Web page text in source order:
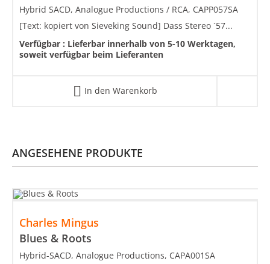
Hybrid SACD, Analogue Productions / RCA, CAPP057SA
[Text: kopiert von Sieveking Sound] Dass Stereo `57...
Verfügbar : Lieferbar innerhalb von 5-10 Werktagen,
soweit verfügbar beim Lieferanten
In den Warenkorb
ANGESEHENE PRODUKTE
Charles Mingus
Blues & Roots
Hybrid-SACD, Analogue Productions, CAPA001SA